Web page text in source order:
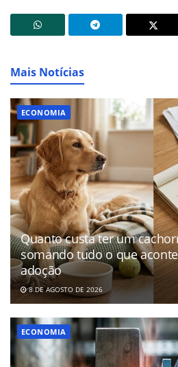
Mais Notícias
ECONOMIA
Quanto custa ter um
somando tudo o que
adoção
8 DE AGOSTO DE 2026
ECONOMIA